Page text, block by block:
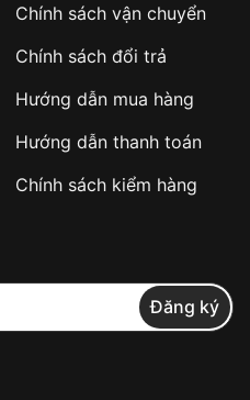
khi nhận hàng hoặc
hàng nhanh chóng
hủy đơn không mong
Chính sách vận chuyển
Chính sách đổi trả
Hướng dẫn mua hàng
Hướng dẫn thanh toán
Chính sách kiểm hàng
Đăng ký